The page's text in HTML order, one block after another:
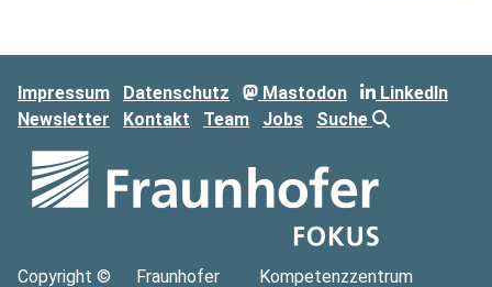
Impressum Datenschutz Mastodon
LinkedIn
Newsletter
Kontakt Team Jobs Suche
Copyright © Fraunhofer Kompetenzzentrum